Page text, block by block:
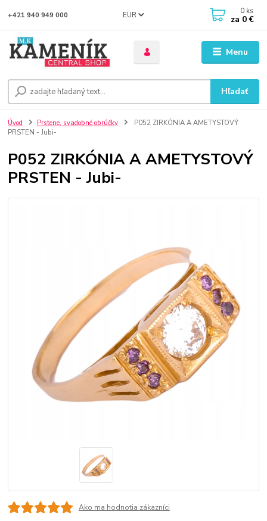
Menu
EUR
Hľadať
+421 940 949 000 0 ks
za 0 €
Úvod Prstene, svadobné obrúčky
P052 ZIRKÓNIA A AMETYSTOVÝ
PRSTEN - Jubi-
P052 ZIRKÓNIA A AMETYSTOVÝ
PRSTEN - Jubi-
Ako ma hodnotia zákazníci